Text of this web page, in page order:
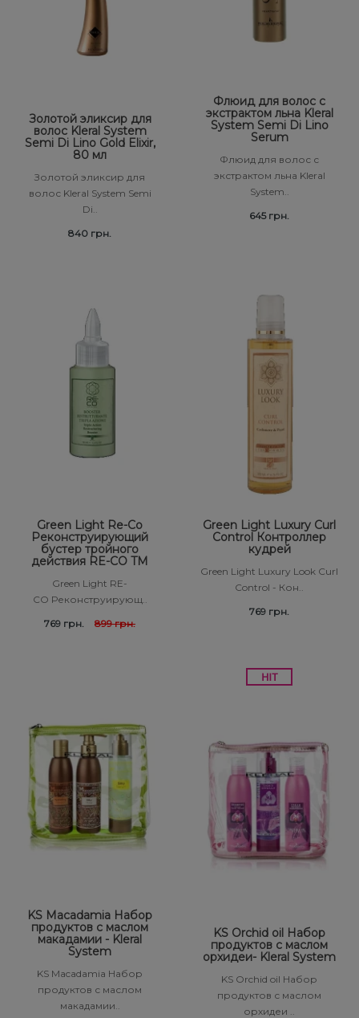
Золотой эликсир для
волос Kleral System
Semi Di Lino Gold Elixir,
80 мл
Золотой эликсир для
волос Kleral System Semi
Di..
840 грн.
Флюид для волос с
экстрактом льна Kleral
System Semi Di Lino
Serum
Флюид для волос с
экстрактом льна Kleral
System..
645 грн.
Green Light Re-Co
Реконструирующий
бустер тройного
действия RE-CO TM
Green Light RE-
CO Реконструирующ..
769 грн.
899 грн.
Green Light Luxury Curl
Control Контроллер
кудрей
Green Light Luxury Look Curl
Control - Кон..
769 грн.
KS Macadamia Набор
продуктов с маслом
макадамии - Kleral
System
KS Macadamia Набор
продуктов с маслом
макадамии..
KS Orchid oil Набор
продуктов с маслом
орхидеи- Kleral System
KS Orchid oil Набор
продуктов с маслом
орхидеи ..